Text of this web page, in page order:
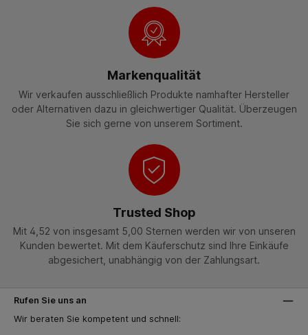
Markenqualität
Wir verkaufen ausschließlich Produkte namhafter Hersteller
oder Alternativen dazu in gleichwertiger Qualität. Überzeugen
Sie sich gerne von unserem Sortiment.
Trusted Shop
Mit 4,52 von insgesamt 5,00 Sternen werden wir von unseren
Kunden bewertet. Mit dem Käuferschutz sind Ihre Einkäufe
abgesichert, unabhängig von der Zahlungsart.
Rufen Sie uns an
Wir beraten Sie kompetent und schnell: